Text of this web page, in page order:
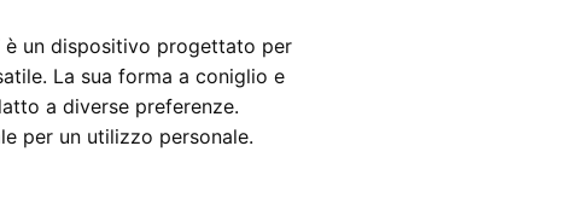
è un dispositivo progettato per
La sua forma a coniglio e
a diverse preferenze.
per un utilizzo personale.